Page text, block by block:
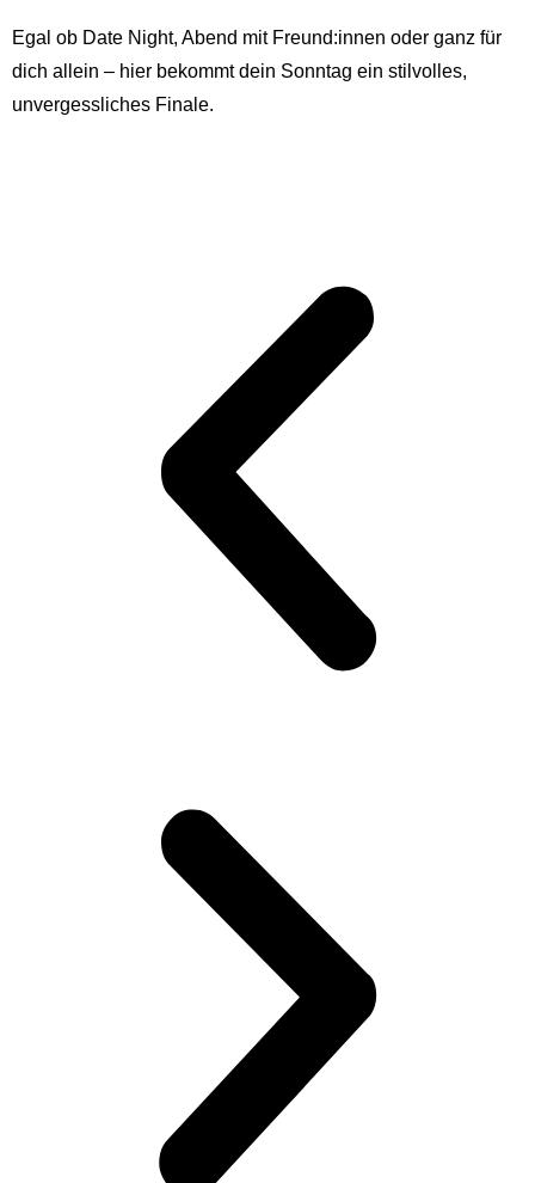
Egal ob Date Night, Abend mit Freund:innen oder ganz für
dich allein – hier bekommt dein Sonntag ein stilvolles,
unvergessliches Finale.